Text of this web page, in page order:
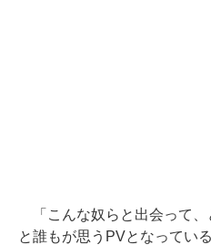
「こんな奴らと出会って、
と誰もが思うPVとなっている